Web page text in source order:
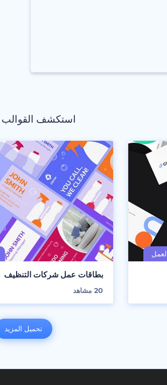
استكشف القوالب
بطاقات عمل شركات التنظيف
20 مشاهد
تحميل المزيد